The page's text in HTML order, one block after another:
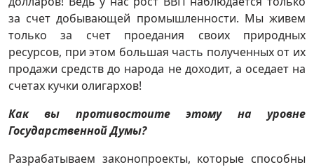
за счет добывающей промышленности. Мы живем
только за счет проедания своих природных
ресурсов, при этом большая часть полученных от их
продажи средств до народа не доходит, а оседает на
счетах кучки олигархов!
Как вы противостоите этому на уровне
Государственной Думы?
Разрабатываем законопроекты, которые способны